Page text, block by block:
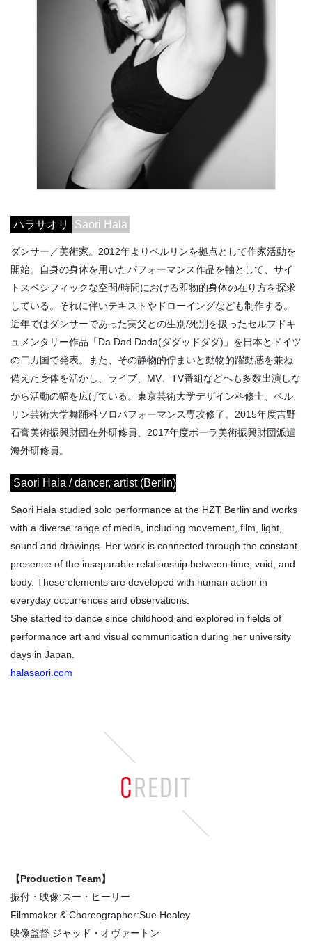
ハラサオリ Saori Hala
ダンサー／美術家。2012年よりベルリンを拠点として作家活動を
開始。自身の身体を用いたパフォーマンス作品を軸として、サイ
トスペシフィックな空間/時間における即物的身体の在り方を探求
している。それに伴いテキストやドローイングなども制作する。
近年ではダンサーであった実父との生別/死別を扱ったセルフドキ
ュメンタリー作品「Da Dad Dada(ダダッドダダ)」を日本とドイツ
の二カ国で発表。また、その静物的佇まいと動物的躍動感を兼ね
備えた身体を活かし、ライブ、MV、TV番組などへも多数出演しな
がら活動の幅を広げている。東京芸術大学デザイン科修士、ベル
リン芸術大学舞踊科ソロパフォーマンス専攻修了。2015年度吉野
石膏美術振興財団在外研修員、2017年度ポーラ美術振興財団派遣
海外研修員。
Saori Hala / dancer, artist (Berlin)
Saori Hala studied solo performance at the HZT Berlin and works
with a diverse range of media, including movement, film, light,
sound and drawings. Her work is connected through the constant
presence of the inseparable relationship between time, void, and
body. These elements are developed with human action in
everyday occurrences and observations.
She started to dance since childhood and explored in fields of
performance art and visual communication during her university
days in Japan.
halasaori.com
CREDIT
【Production Team】
振付・映像:スー・ヒーリー
Filmmaker & Choreographer:Sue Healey
映像監督:ジャッド・オヴァートン